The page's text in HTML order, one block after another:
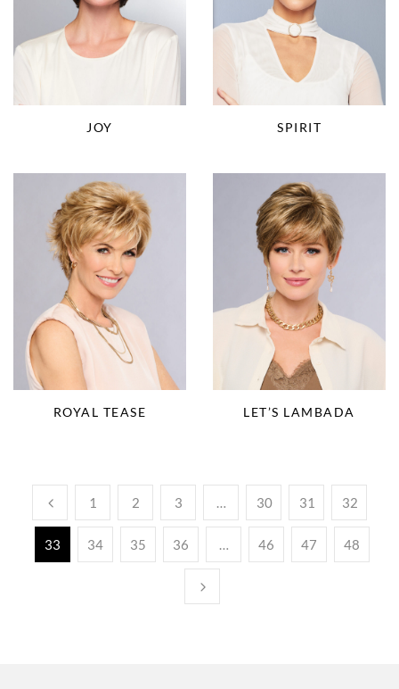
JOY SPIRIT
ROYAL TEASE LET’S LAMBADA
1 2 3 30 31 32
33 34 35 36 46 47 48